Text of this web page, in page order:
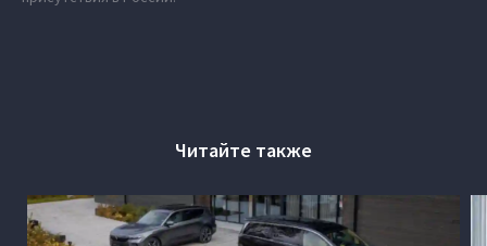
Читайте также